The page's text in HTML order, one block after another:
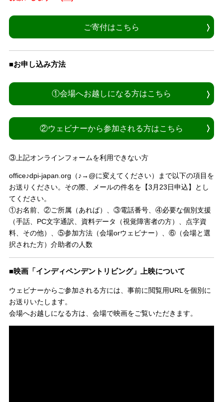
ご寄付はこちら
■お申し込み方法
①会場へお越しになる方はこちら
②ウェビナーから参加される方はこちら
③上記オンラインフォームを利用できない方
office♪dpi-japan.org（♪→@に変えてください）まで以下の項目を
お送りください。その際、メールの件名を【3月23日申込】とし
てください。
①お名前、②ご所属（あれば）、③電話番号、④必要な個別支援
（手話、PC文字通訳、資料データ（視覚障害者の方）、点字資
料、その他）、⑤参加方法（会場orウェビナー）、⑥（会場と選
択された方）介助者の人数
■映画「インディペンデントリビング」上映について
ウェビナーからご参加される方には、事前に閲覧用URLを個別に
お送りいたします。
会場へお越しになる方は、会場で映画をご覧いただきます。